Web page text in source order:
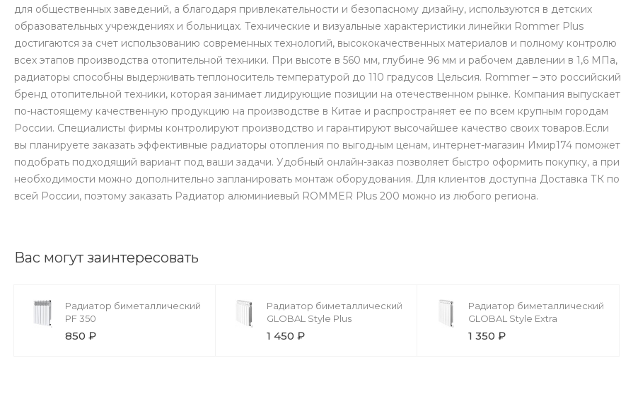
для общественных заведений, а благодаря привлекательности и безопасному дизайну, используются в детских
образовательных учреждениях и больницах. Технические и визуальные характеристики линейки Rommer Plus
достигаются за счет использованию современных технологий, высококачественных материалов и полному контролю
всех этапов производства отопительной техники. При высоте в 560 мм, глубине 96 мм и рабочем давлении в 1,6 МПа,
радиаторы способны выдерживать теплоноситель температурой до 110 градусов Цельсия. Rommer – это российский
бренд отопительной техники, которая занимает лидирующие позиции на отечественном рынке. Компания выпускает
по-настоящему качественную продукцию на производстве в Китае и распространяет ее по всем крупным городам
России. Специалисты фирмы контролируют производство и гарантируют высочайшее качество своих товаров.Если
вы планируете заказать эффективные радиаторы отопления по выгодным ценам, интернет-магазин Имир174 поможет
подобрать подходящий вариант под ваши задачи. Удобный онлайн-заказ позволяет быстро оформить покупку, а при
необходимости можно дополнительно запланировать монтаж оборудования. Для клиентов доступна Доставка ТК по
всей России, поэтому заказать Радиатор алюминиевый ROMMER Plus 200 можно из любого региона.
Вас могут заинтересовать
Радиатор биметаллический
PF 350
850 ₽
Радиатор биметаллический
GLOBAL Style Plus
1 450 ₽
Радиатор биметаллический
GLOBAL Style Extra
1 350 ₽